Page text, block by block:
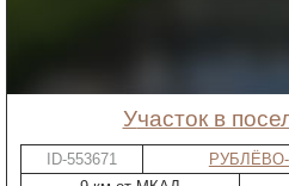
участок в
ID-553671